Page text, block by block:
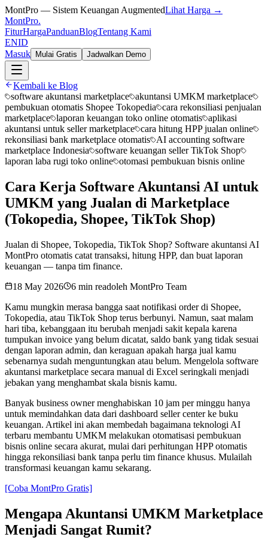
MontPro — Sistem Keuangan AugmentedLihat Harga →
MontPro.
FiturHargaPanduanBlogTentang Kami
ENID
Masuk
Mulai Gratis Jadwalkan Demo
Kembali ke Blog
software akuntansi marketplace akuntansi UMKM marketplace
pembukuan otomatis Shopee Tokopedia
cara rekonsiliasi penjualan
marketplace laporan keuangan toko online otomatis aplikasi
akuntansi untuk seller marketplace cara hitung HPP jualan online
rekonsiliasi bank marketplace otomatis
AI accounting software
marketplace Indonesia
software keuangan seller TikTok Shop
laporan laba rugi toko online otomasi pembukuan bisnis online
Cara Kerja Software Akuntansi AI untuk
UMKM yang Jualan di Marketplace
(Tokopedia, Shopee, TikTok Shop)
Jualan di Shopee, Tokopedia, TikTok Shop? Software akuntansi AI
MontPro otomatis catat transaksi, hitung HPP, dan buat laporan
keuangan — tanpa tim finance.
18 May 2026
6 min readoleh MontPro Team
Kamu mungkin merasa bangga saat notifikasi order di Shopee,
Tokopedia, atau TikTok Shop terus berbunyi. Namun, saat malam
hari tiba, kebanggaan itu berubah menjadi sakit kepala karena
tumpukan invoice yang belum dicatat, saldo bank yang tidak sesuai
dengan laporan admin, dan keraguan apakah harga jual kamu
sebenarnya sudah menguntungkan atau belum. Mengelola software
akuntansi marketplace secara manual di Excel seringkali menjadi
jebakan yang menghambat skala bisnis kamu.
Banyak business owner menghabiskan 10 jam per minggu hanya
untuk memindahkan data dari dashboard seller center ke buku
keuangan. Artikel ini akan membedah bagaimana teknologi AI
terbaru membantu UMKM melakukan otomatisasi pembukuan
bisnis online secara akurat, mulai dari perhitungan HPP otomatis
hingga rekonsiliasi bank tanpa perlu tim finance khusus. Mulailah
transformasi keuangan kamu sekarang.
[Coba MontPro Gratis]
Mengapa Akuntansi UMKM Marketplace
Menjadi Sangat Rumit?